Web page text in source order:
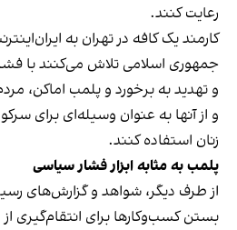
رعایت کنند.
کارمند یک کافه در تهران به
جمهوری اسلامی تلاش می‌کنند با
و تهدید به برخورد و پلمب اماکن،
و از آنها به عنوان وسیله‌ای برای
زنان استفاده کنند.
پلمب به مثابه ابزار فشار سیاسی
از طرف دیگر، شواهد و گزارش‌های
بستن کسب‌وکارها برای انتقام‌گیری